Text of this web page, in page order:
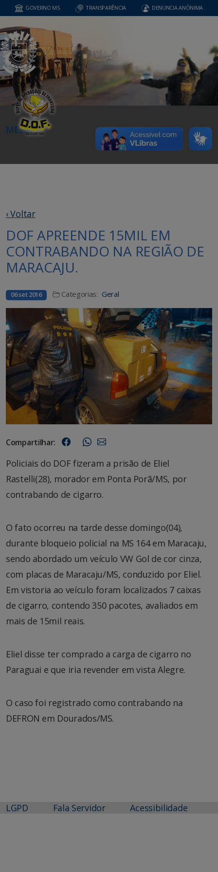
GOVERNO MS TRANSPARÊNCIA DENUNCIA ANÔNIMA
MENU
‹ Voltar
DOF APREENDE 15MIL EM
CONTRABANDO NA REGIÃO DE
MARACAJU.
06 set 2016 Categorias: Geral
Compartilhar:
Policiais do DOF fizeram a prisão de Eliel
Rastelli(28), morador em Ponta Porã/MS, por
contrabando de cigarro.
O fato ocorreu na tarde desse domingo(04),
durante bloqueio policial na MS 164 em Maracaju,
sendo abordado um veículo VW Gol de cor cinza,
com placas de Maracaju/MS, conduzido por Eliel.
Em vistoria ao veículo foram localizados 7 caixas
de cigarro, contendo 350 pacotes, avaliados em
mais de 15mil reais.
Eliel disse ter comprado a carga de cigarro no
Paraguai e que iria revender em vista Alegre.
O caso foi registrado como contrabando na
DEFRON em Dourados/MS.
LGPD Fala Servidor Acessibilidade